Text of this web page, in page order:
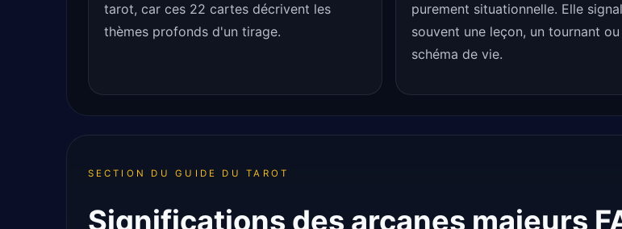
tarot, car ces 22 cartes décrivent les
thèmes profonds d'un tirage.
purement situationnelle. Elle
souvent une leçon, un tournant ou
schéma de vie.
SECTION DU GUIDE DU TAROT
Significations des arcanes majeurs